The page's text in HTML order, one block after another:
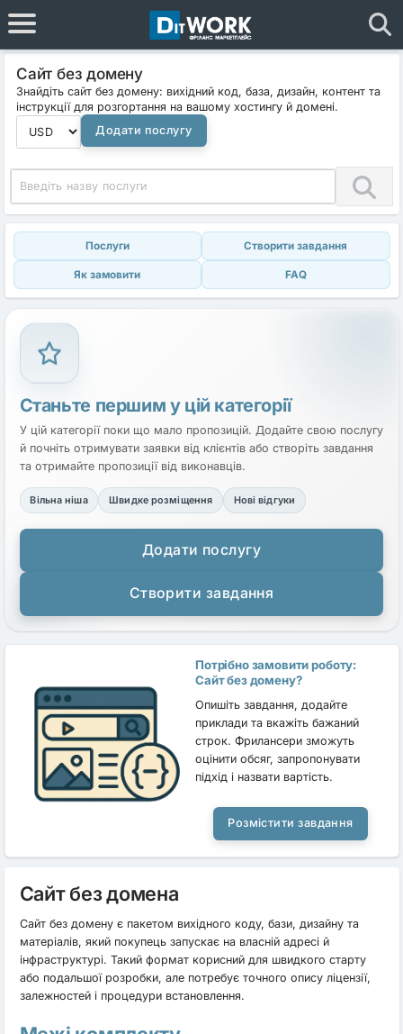
Сайт без домену
Знайдіть сайт без домену: вихідний код, база, дизайн, контент та
інструкції для розгортання на вашому хостингу й домені.
Додати послугу
Послуги Створити завдання
Як замовити FAQ
Станьте першим у цій категорії
У цій категорії поки що мало пропозицій. Додайте свою послугу
й почніть отримувати заявки від клієнтів або створіть завдання
та отримайте пропозиції від виконавців.
Вільна ніша Швидке розміщення Нові відгуки
Додати послугу
Створити завдання
Потрібно замовити роботу:
Сайт без домену?
Опишіть завдання, додайте
приклади та вкажіть бажаний
строк. Фрилансери зможуть
оцінити обсяг, запропонувати
підхід і назвати вартість.
Розмістити завдання
Сайт без домена
Сайт без домену є пакетом вихідного коду, бази, дизайну та
матеріалів, який покупець запускає на власній адресі й
інфраструктурі. Такий формат корисний для швидкого старту
або подальшої розробки, але потребує точного опису ліцензії,
залежностей і процедури встановлення.